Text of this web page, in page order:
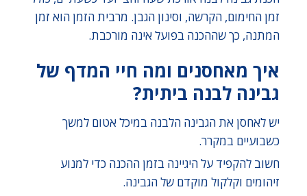
זמן החימום, הקרשה, וסינון הגבן. מרבית הזמן הוא זמן
המתנה, כך שההכנה בפועל אינה מורכבת.
איך מאחסנים ומה חיי המדף של
גבינה לבנה ביתית?
יש לאחסן את הגבינה הלבנה במיכל אטום למשך
כשבועיים במקרר.
חשוב להקפיד על היגיינה בזמן ההכנה כדי למנוע
זיהומים וקלקול מוקדם של הגבינה.